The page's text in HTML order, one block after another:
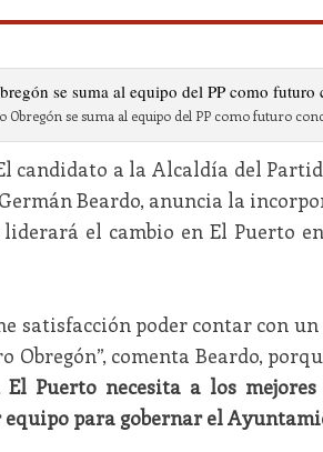
Obregón se suma al equipo del PP como futuro
candidato a la Alcaldía del
Beardo, anuncia la
el cambio en El Puerto
satisfacción poder contar con
Obregón”, comenta Beardo,
El Puerto necesita a los
para gobernar el